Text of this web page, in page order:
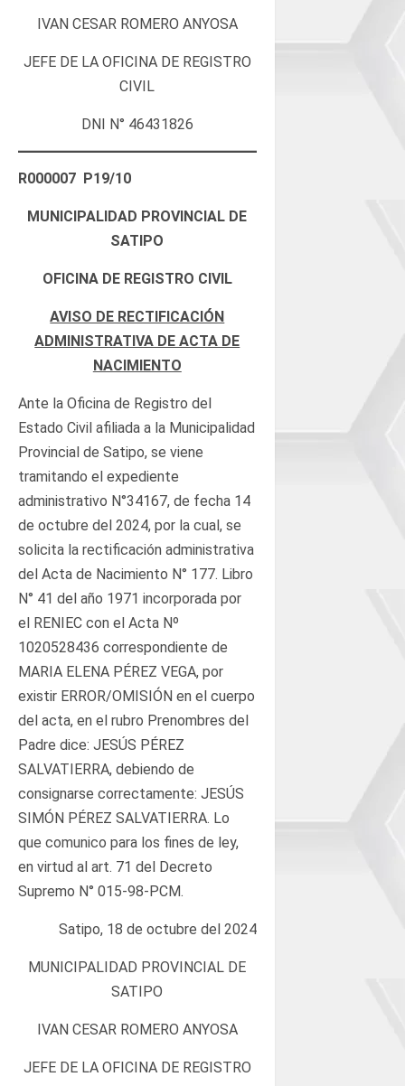
IVAN CESAR ROMERO ANYOSA
JEFE DE LA OFICINA DE REGISTRO
CIVIL
DNI N° 46431826
R000007 P19/10
MUNICIPALIDAD PROVINCIAL DE
SATIPO
OFICINA DE REGISTRO CIVIL
AVISO DE RECTIFICACIÓN
ADMINISTRATIVA DE ACTA DE
NACIMIENTO
Ante la Oficina de Registro del
Estado Civil afiliada a la Municipalidad
Provincial de Satipo, se viene
tramitando el expediente
administrativo N°34167, de fecha 14
de octubre del 2024, por la cual, se
solicita la rectificación administrativa
del Acta de Nacimiento N° 177. Libro
N° 41 del año 1971 incorporada por
el RENIEC con el Acta Nº
1020528436 correspondiente de
MARIA ELENA PÉREZ VEGA, por
existir ERROR/OMISIÓN en el cuerpo
del acta, en el rubro Prenombres del
Padre dice: JESÚS PÉREZ
SALVATIERRA, debiendo de
consignarse correctamente: JESÚS
SIMÓN PÉREZ SALVATIERRA. Lo
que comunico para los fines de ley,
en virtud al art. 71 del Decreto
Supremo N° 015-98-PCM.
Satipo, 18 de octubre del 2024
MUNICIPALIDAD PROVINCIAL DE
SATIPO
IVAN CESAR ROMERO ANYOSA
JEFE DE LA OFICINA DE REGISTRO